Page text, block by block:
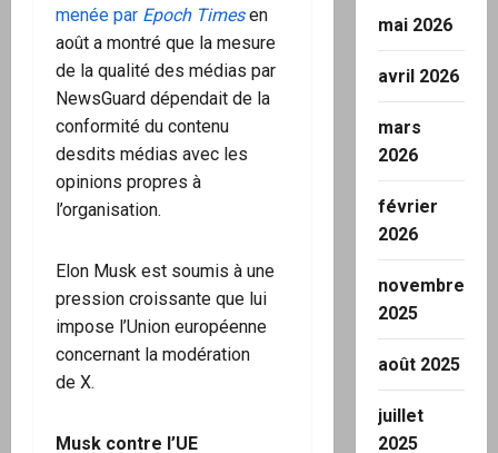
menée par Epoch Times en
août a montré que la mesure
de la qualité des médias par
NewsGuard dépendait de la
conformité du contenu
desdits médias avec les
opinions propres à
l’organisation.
Elon Musk est soumis à une
pression croissante que lui
impose l’Union européenne
concernant la modération
de X.
Musk contre l’UE
mai 2026
avril 2026
mars
2026
février
2026
novembre
2025
août 2025
juillet
2025